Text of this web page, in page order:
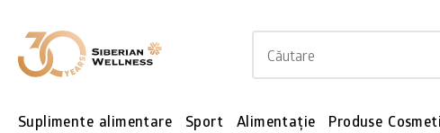
Suplimente alimentare Sport Alimentație Produse